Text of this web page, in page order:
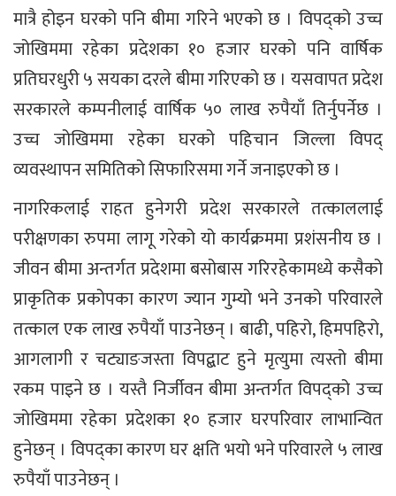
मात्रै होइन घरको पनि बीमा गरिने भएको छ । विपद्को उच्च
जोखिममा रहेका प्रदेशका १० हजार घरको पनि वार्षिक
प्रतिघरधुरी ५ सयका दरले बीमा गरिएको छ । यसवापत प्रदेश
सरकारले कम्पनीलाई वार्षिक ५० लाख रुपैयाँ तिर्नुपर्नेछ ।
उच्च जोखिममा रहेका घरको पहिचान जिल्ला विपद्
व्यवस्थापन समितिको सिफारिसमा गर्ने जनाइएको छ ।
नागरिकलाई राहत हुनेगरी प्रदेश सरकारले तत्काललाई
परीक्षणका रुपमा लागू गरेको यो कार्यक्रममा प्रशंसनीय छ ।
जीवन बीमा अन्तर्गत प्रदेशमा बसोबास गरिरहेकामध्ये कसैको
प्राकृतिक प्रकोपका कारण ज्यान गुम्यो भने उनको परिवारले
तत्काल एक लाख रुपैयाँ पाउनेछन् । बाढी, पहिरो, हिमपहिरो,
आगलागी र चट्याङजस्ता विपद्बाट हुने मृत्युमा त्यस्तो बीमा
रकम पाइने छ । यस्तै निर्जीवन बीमा अन्तर्गत विपद्को उच्च
जोखिममा रहेका प्रदेशका १० हजार घरपरिवार लाभान्वित
हुनेछन् । विपद्का कारण घर क्षति भयो भने परिवारले ५ लाख
रुपैयाँ पाउनेछन् ।